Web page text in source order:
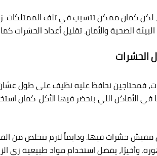
كمان ممكن تتسبب في تلف الممتلكات.
الصحية والأمان. تقليل أعداد الحشرات
الحشرات
فمحتاجين نحافظ عليه نظيف على
الأماكن اللي بنحضر فيها الأكل. كمان
حشرات فيها. ودايماً لازم نتخلص من
وأخيرًا، يفضل استخدام مواد طبيعية زي